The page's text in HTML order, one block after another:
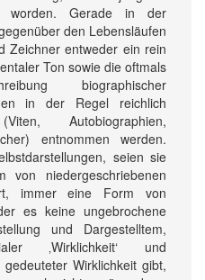
worden. Gerade in der
den Lebensläufen
Zeichner entweder ein rein
Ton sowie die oftmals
biographischer
in der Regel reichlich
Autobiographien,
entnommen werden.
seien sie
niedergeschriebenen
immer eine Form von
es keine ungebrochene
und Dargestelltem,
‚Wirklichkeit‘ und
Wirklichkeit gibt,